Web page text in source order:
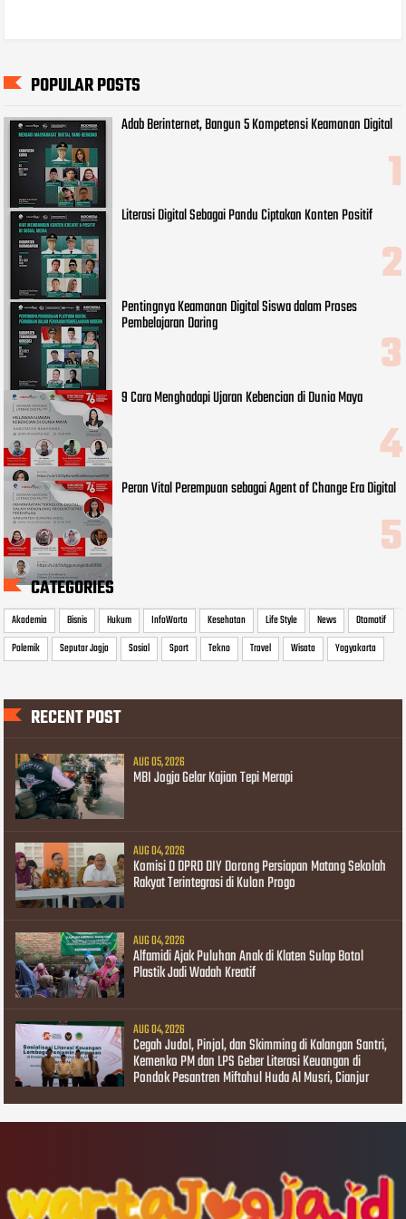
POPULAR POSTS
Adab Berinternet, Bangun 5 Kompetensi Keamanan Digital
Literasi Digital Sebagai Pandu Ciptakan Konten Positif
Pentingnya Keamanan Digital Siswa dalam Proses
Pembelajaran Daring
9 Cara Menghadapi Ujaran Kebencian di Dunia Maya
Peran Vital Perempuan sebagai Agent of Change Era Digital
CATEGORIES
Akademia Bisnis Hukum InfoWarta Kesehatan Life Style News
Otomotif
Polemik
Seputar Jogja Sosial Sport Tekno Travel Wisata Yogyakarta
RECENT POST
AUG 05, 2026
MBI Jogja Gelar Kajian Tepi Merapi
AUG 04, 2026
Komisi D DPRD DIY Dorong Persiapan Matang Sekolah
Rakyat Terintegrasi di Kulon Progo
AUG 04, 2026
Alfamidi Ajak Puluhan Anak di Klaten Sulap Botol
Plastik Jadi Wadah Kreatif
AUG 04, 2026
Cegah Judol, Pinjol, dan Skimming di Kalangan Santri,
Kemenko PM dan LPS Geber Literasi Keuangan di
Pondok Pesantren Miftahul Huda Al Musri, Cianjur